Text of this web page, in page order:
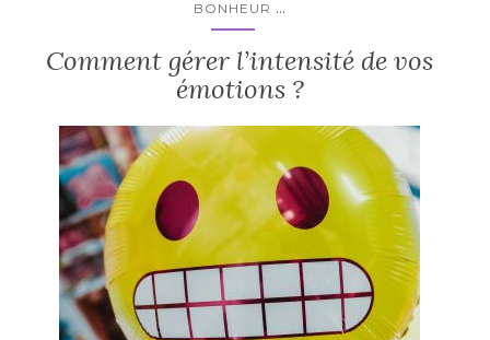
BONHEUR ...
Comment gérer l’intensité de vos
émotions ?